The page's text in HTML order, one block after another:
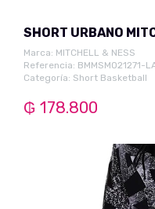
SHORT URBANO
Marca: MITCHELL & NESS
Referencia: BMMSMO21271-
Categoría: Short Basketball
₲ 178.800